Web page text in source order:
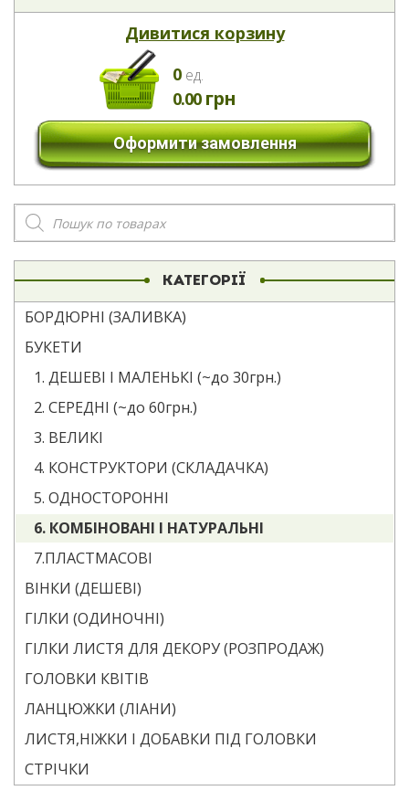
Дивитися корзину
0eд.
0.00 грн
Оформити замовлення
Пошук
товарів
КАТЕГОРІЇ
БОРДЮРНІ (ЗАЛИВКА)
БУКЕТИ
1. ДЕШЕВІ І МАЛЕНЬКІ (~до 30грн.)
2. СЕРЕДНІ (~до 60грн.)
3. ВЕЛИКІ
4. КОНСТРУКТОРИ (СКЛАДАЧКА)
5. ОДНОСТОРОННІ
6. КОМБІНОВАНІ І НАТУРАЛЬНІ
7.ПЛАСТМАСОВІ
ВІНКИ (ДЕШЕВІ)
ГІЛКИ (ОДИНОЧНІ)
ГІЛКИ ЛИСТЯ ДЛЯ ДЕКОРУ (РОЗПРОДАЖ)
ГОЛОВКИ КВІТІВ
ЛАНЦЮЖКИ (ЛІАНИ)
ЛИСТЯ,НІЖКИ І ДОБАВКИ ПІД ГОЛОВКИ
СТРІЧКИ